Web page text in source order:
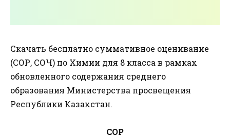
Скачать бесплатно суммативное оценивание
(СОР, СОЧ) по Химии для 8 класса в рамках
обновленного содержания среднего
образования Министерства просвещения
Республики Казахстан.
СОР